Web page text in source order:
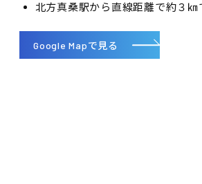
北方真桑駅から直線距離で約３㎞
Google Mapで見る